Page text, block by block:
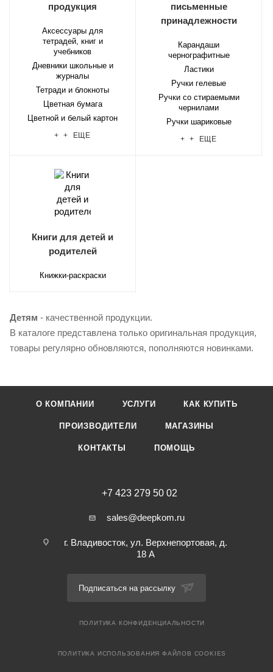
продукция
Аксессуары для
тетрадей, книг и
учебников
Дневники школьные и
журналы
Тетради и блокноты
Цветная бумага
Цветной и белый картон
+ + ЕЩЕ
письменные
принадлежности
Карандаши
чернографитные
Ластики
Ручки гелевые
Ручки со стираемыми
чернилами
Ручки шариковые
+ + ЕЩЕ
Книги для детей и
родителей
Книжки-раскраски
Детям - качественной продукции.
В каталоге представлена только оригинальная продукция,
товары регулярно обновляются, пополняются новинками.
О КОМПАНИИ УСЛУГИ КАК КУПИТЬ
ПРОИЗВОДИТЕЛИ МАГАЗИНЫ
КОНТАКТЫ ПОМОЩЬ
+7 423 279 50 02
sales@deepkom.ru
г. Владивосток, ул. Верхнепортовая, д.
18 А
Подписаться на рассылку
ПОЛИТИКА КОНФИДЕНЦИАЛЬНОСТИ
ПОЛИТИКА ИСПОЛЬЗОВАНИЯ ФАЙЛОВ COOKIES